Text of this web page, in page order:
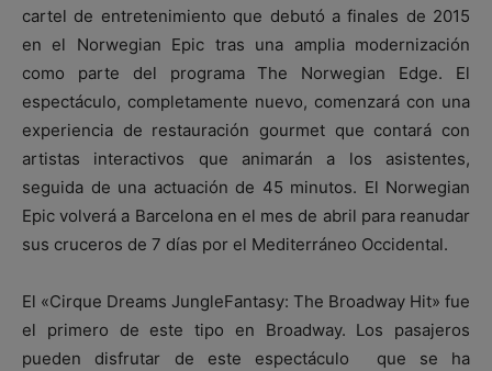
cartel de entretenimiento que debutó a finales de 2015
en el Norwegian Epic tras una amplia modernización
como parte del programa The Norwegian Edge. El
espectáculo, completamente nuevo, comenzará con una
experiencia de restauración gourmet que contará con
artistas interactivos que animarán a los asistentes,
seguida de una actuación de 45 minutos. El Norwegian
Epic volverá a Barcelona en el mes de abril para reanudar
sus cruceros de 7 días por el Mediterráneo Occidental.
El «Cirque Dreams JungleFantasy: The Broadway Hit» fue
el primero de este tipo en Broadway. Los pasajeros
pueden disfrutar de este espectáculo que se ha